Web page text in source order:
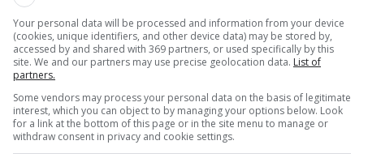
tek burimi. Nuk është i pastër, të vjen neveri ta
theksoi një banor.
ujë nuk mbushin vetëm banorët e Lubotenit,
të tjera, të cilët gjithashtu ankohen se uji
është i pijshëm.
Që 13 vite vij dhe mbush ujë këtu. Nuk pihet uji
Your personal data will be processed and information from your device
(cookies, unique identifiers, and other device data) may be stored by,
accessed by and shared with 369 partners, or used specifically by this
site. We and our partners may use precise geolocation data. List of
partners.
Some vendors may process your personal data on the basis of legitimate
interest, which you can object to by managing your options below. Look
for a link at the bottom of this page or in the site menu to manage or
withdraw consent in privacy and cookie settings.